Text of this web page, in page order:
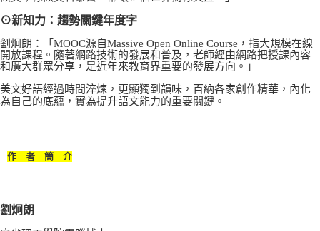
⊙新知力：趨勢關鍵年度字
劉炯朗：「MOOC源自Massive Open Online Course，指大規模在線
開放課程。隨著網路技術的發展和普及，老師經由網路把授課內容
和廣大群眾分享，是近年來教育界重要的發展方向。」
美文好語經過時間淬煉，更顯獨到韻味，百納各家創作精華，內化
為自己的底蘊，實為提升語文能力的重要關鍵。
作 者 簡 介
劉炯朗